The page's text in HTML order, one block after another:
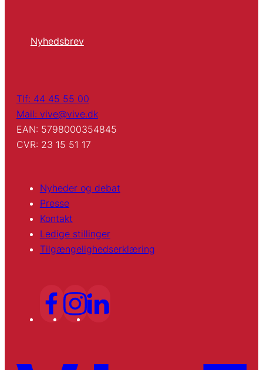
Nyhedsbrev
Tlf: 44 45 55 00
Mail: vive@vive.dk
EAN: 5798000354845
CVR: 23 15 51 17
Nyheder og debat
Presse
Kontakt
Ledige stillinger
Tilgængelighedserklæring